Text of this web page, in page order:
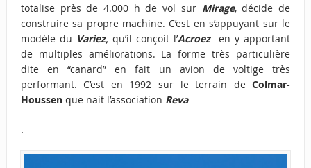
totalise près de 4.000 h de vol sur Mirage, décide de
construire sa propre machine. C’est en s’appuyant sur le
modèle du Variez,qu’il conçoit l’Acroez
en y apportant
de multiples améliorations. La forme très particulière
dite en “canard” en fait un avion de voltige très
performant. C’est en 1992 sur le terrain deColmar-
Houssenque nait l’association Reva